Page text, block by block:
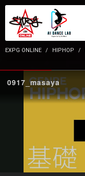
EXPG ONLINE HIPHOP
0917_masaya